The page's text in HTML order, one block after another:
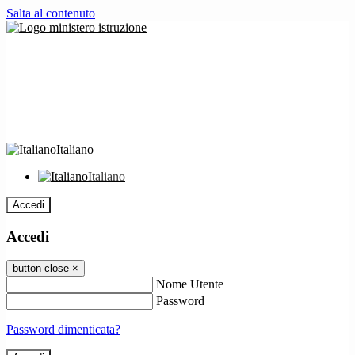
Salta al contenuto
Italiano
Italiano
Accedi
Accedi
button close ×
Nome Utente
Password
Password dimenticata?